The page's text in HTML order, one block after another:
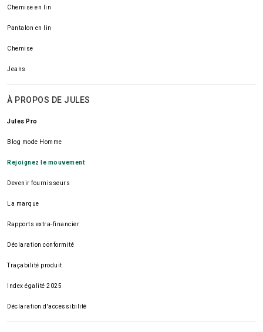
Chemise en lin
Pantalon en lin
Chemise
Jeans
À PROPOS DE JULES
Jules Pro
Blog mode Homme
Rejoignez le mouvement
Devenir fournisseurs
La marque
Rapports extra-financier
Déclaration conformité
Traçabilité produit
Index égalité 2025
Déclaration d'accessibilité